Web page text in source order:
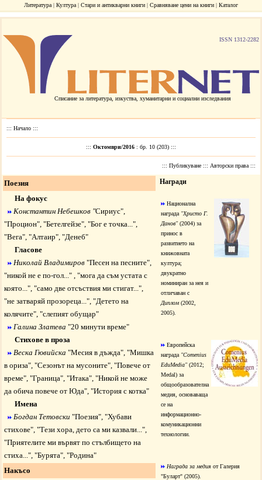
Литература | Култура | Стари и антикварни книги | Сравняване цени на книги | Каталог
ISSN 1312-2282
Списание за литература, изкуства, хуманитарни и социални изследвания
::: Начало :::
::: Октомври/2016 : бр. 10 (203) :::
::: Публикуване ::: Авторски права :::
Поезия
На фокус
Константин Небешков "Сириус",
"Процион", "Бетелгейзе", "Бог е точка...",
"Вега", "Алтаир", "Денеб"
Гласове
Николай Владимиров "Песен на песните",
"никой не е по-гол..." , "мога да съм устата с
която...", "само две отсъствия ми стигат...",
"не затваряй прозореца...", "Детето на
колячите", "слепият обущар"
Галина Златева "20 минути време"
Стихове в проза
Веска Гювийска "Месия в дъжда", "Мишка
в ориза", "Сезонът на мусоните", "Повече от
време", "Граница", "Итака", "Никой не може
да обича повече от Юда", "История с котка"
Имена
Богдан Тетовски "Поезия", "Хубави
стихове", "Тези хора, дето са ми казвали...",
"Приятелите ми вървят по стълбището на
стиха...", "Бурята", "Родина"
Накъсо
Награди
Национална
награда "Христо Г.
Данов" (2004) за
принос в
развитието на
книжовната
култура;
двукратно
номиниран за нея и
отличаван с
Диплом (2002,
2005).
Европейска
награда "Comenius
EduMedia" (2012;
Medal) за
общообразователна
медия, основаваща
се на
информационно-
комуникационни
технологии.
Награда за медия от Галерия
"Буларт" (2005).